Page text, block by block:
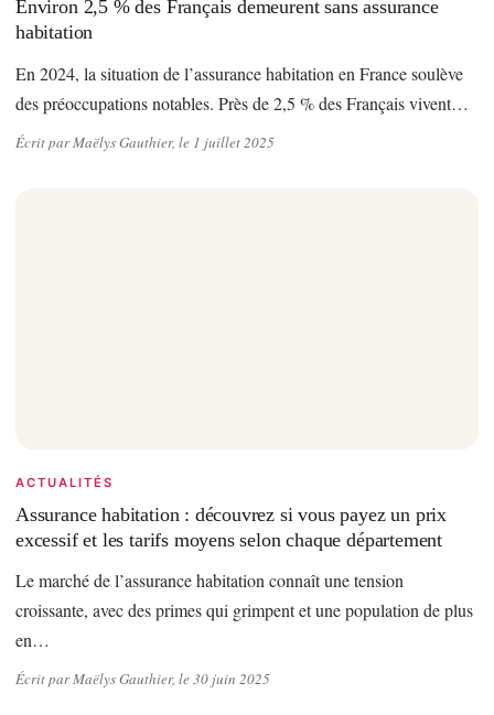
Environ 2,5 % des Français demeurent sans assurance
habitation
En 2024, la situation de l’assurance habitation en France soulève
des préoccupations notables. Près de 2,5 % des Français vivent…
Écrit par Maëlys Gauthier, le 1 juillet 2025
ACTUALITÉS
Assurance habitation : découvrez si vous payez un prix
excessif et les tarifs moyens selon chaque département
Le marché de l’assurance habitation connaît une tension
croissante, avec des primes qui grimpent et une population de plus
en…
Écrit par Maëlys Gauthier, le 30 juin 2025